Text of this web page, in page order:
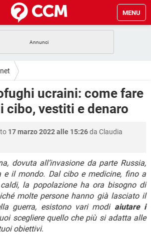
MENU
WINDOWS 10
WHATSAPP
ANDROID
WHATSAPP
GAMING
WHATSAPP
FACEBOOK
GAMING
WINDOWS 10
WHATSAPP
FACEBOOK
GAMING
ANDROID
WINDOWS 10
WHATSAPP
ucraini: come fare
cibo, vestiti e denaro
17 marzo 2022 alle 15:26da Claudia
dovuta all’invasione da parte Russia,
e il mondo. Dal cibo e medicine, fino a
la popolazione ha ora bisogno di
molte persone hanno già lasciato il
guerra, esistono vari modi aiutare i
scegliere quello che più si adatta alle
obiettivi.